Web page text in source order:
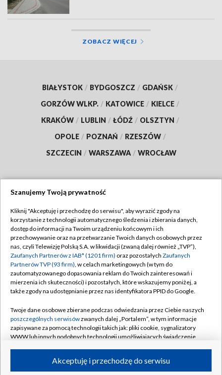
ZOBACZ WIĘCEJ
BIAŁYSTOK / BYDGOSZCZ / GDAŃSK /
GORZÓW WLKP. / KATOWICE / KIELCE /
KRAKÓW / LUBLIN / ŁÓDŹ / OLSZTYN /
OPOLE / POZNAŃ / RZESZÓW /
SZCZECIN / WARSZAWA / WROCŁAW
TVP
Abonament TVP
Emisja w TVP
Centrum informacji TVP
Naziemna Telewizja Cyfrowa
Rada Programowa
System NOS
Informacje o nadawcy
Program dla prasy
Regulamin TVP
Polityka prywatności
Moje zgody
Pomoc
Kontakt
Kanały
Szanujemy Twoją prywatność
Kliknij "Akceptuję i przechodzę do serwisu", aby wyrazić zgody na
korzystanie z technologii automatycznego śledzenia i zbierania danych,
dostęp do informacji na Twoim urządzeniu końcowym i ich
przechowywanie oraz na przetwarzanie Twoich danych osobowych przez
nas, czyli Telewizję Polską S.A. w likwidacji (zwaną dalej również „TVP”),
Zaufanych Partnerów z IAB* (1201 firm) oraz pozostałych Zaufanych
Partnerów TVP (93 firm), w celach marketingowych (w tym do
zautomatyzowanego dopasowania reklam do Twoich zainteresowań i
mierzenia ich skuteczności) i pozostałych, które wskazujemy poniżej, a
także zgody na udostępnianie przez nas identyfikatora PPID do Google.
Twoje dane osobowe zbierane podczas odwiedzania przez Ciebie naszych
poszczególnych serwisówzwanych dalej „Portalem”, w tym informacje
zapisywane za pomocą technologii takich jak: pliki cookie, sygnalizatory
WWW lub innych podobnych technologii umożliwiających świadczenie
ruchu w Internecie.Akceptuję i przechodzę do serwisu